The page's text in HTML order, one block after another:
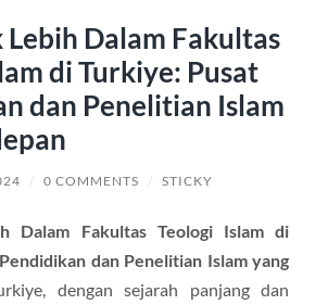
Dalam Fakultas
di Turkiye: Pusat
dan Penelitian Islam
/ 0 COMMENTS / STICKY
Dalam Fakultas Teologi Islam di
dan Penelitian Islam yang
dengan sejarah panjang dan